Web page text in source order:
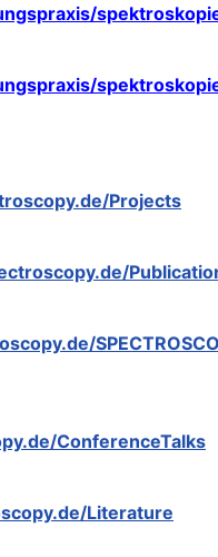
Projects
ConferenceTalks
Literature